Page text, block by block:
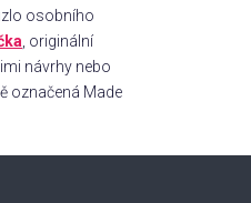
osobního
, originální
návrhy nebo
označená Made